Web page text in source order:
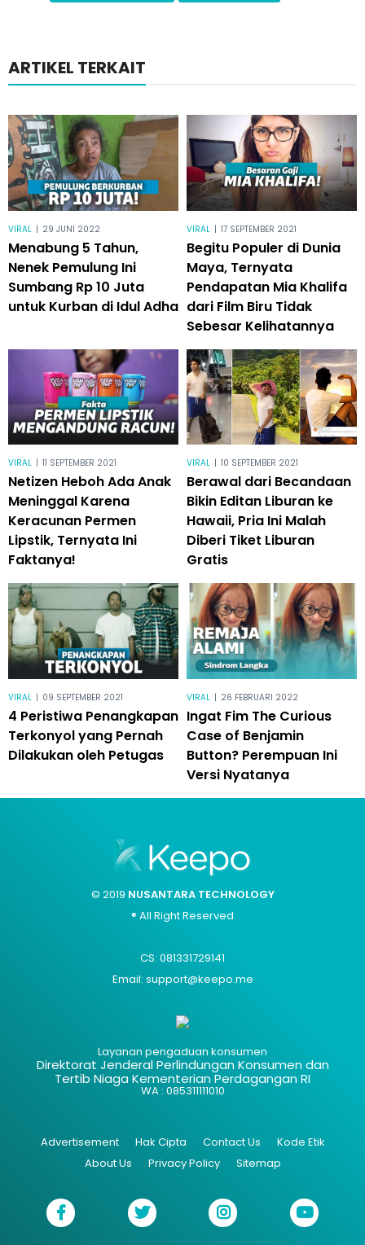
ARTIKEL TERKAIT
VIRAL | 29 JUNI 2022
Menabung 5 Tahun,
Nenek Pemulung Ini
Sumbang Rp 10 Juta
untuk Kurban di Idul Adha
VIRAL | 17 SEPTEMBER 2021
Begitu Populer di Dunia
Maya, Ternyata
Pendapatan Mia Khalifa
dari Film Biru Tidak
Sebesar Kelihatannya
VIRAL | 11 SEPTEMBER 2021
Netizen Heboh Ada Anak
Meninggal Karena
Keracunan Permen
Lipstik, Ternyata Ini
Faktanya!
VIRAL | 10 SEPTEMBER 2021
Berawal dari Becandaan
Bikin Editan Liburan ke
Hawaii, Pria Ini Malah
Diberi Tiket Liburan
Gratis
VIRAL | 09 SEPTEMBER 2021
4 Peristiwa Penangkapan
Terkonyol yang Pernah
Dilakukan oleh Petugas
VIRAL | 26 FEBRUARI 2022
Ingat Fim The Curious
Case of Benjamin
Button? Perempuan Ini
Versi Nyatanya
© 2019 NUSANTARA TECHNOLOGY
® All Right Reserved
CS: 081331729141
Email: support@keepo.me
Layanan pengaduan konsumen
Direktorat Jenderal Perlindungan Konsumen dan
Tertib Niaga Kementerian Perdagangan RI
WA : 085311111010
Advertisement Hak Cipta Contact Us
Kode Etik
About Us
Privacy Policy Sitemap